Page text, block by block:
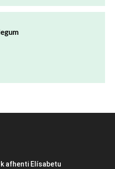
afhenti Elísabetu